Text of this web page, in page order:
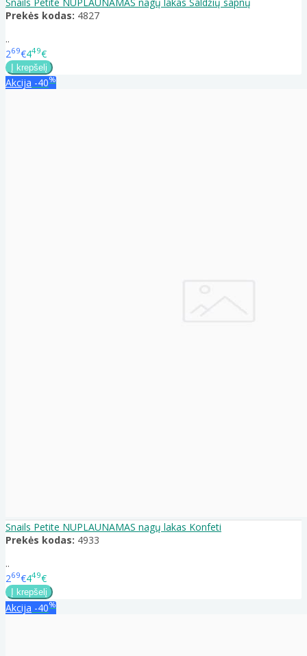
Prekės kodas: 4827
..
269€449€
Akcija -40%
Snails Petite NUPLAUNAMAS nagų lakas Konfeti
Prekės kodas: 4933
..
269€449€
Akcija -40%